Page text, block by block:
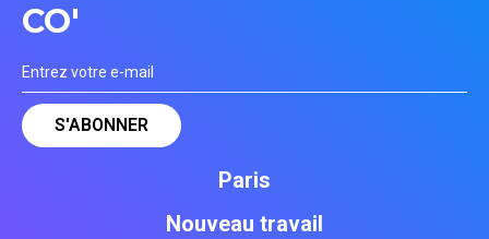
CO'
Paris
Nouveau travail